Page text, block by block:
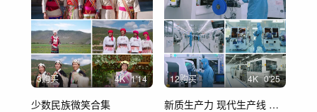
3购买 4K 1'14
少数民族微笑合集
12购买 4K 0'25
新质生产力 现代生产线 芯片生产